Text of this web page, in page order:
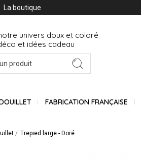
La boutique
univers doux et coloré
et idées cadeau
FABRICATION FRANÇAISE
Trepied large - Doré